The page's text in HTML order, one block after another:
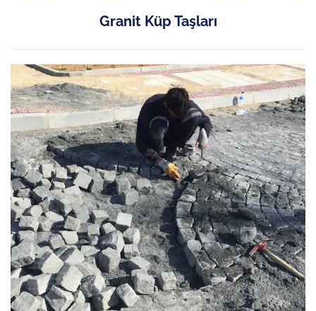
Granit Küp Taşları